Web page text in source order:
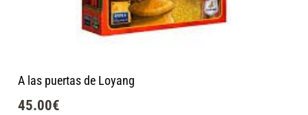
A las puertas de Loyang
45.00€